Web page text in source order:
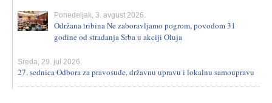
Ponedeljak, 3. avgust 2026.
Održana tribina Ne zaboravljamo pogrom, povodom 31
godine od stradanja Srba u akciji Oluja
Sreda, 29. jul 2026.
27. sednica Odbora za pravosuđe, državnu upravu i lokalnu samoupravu